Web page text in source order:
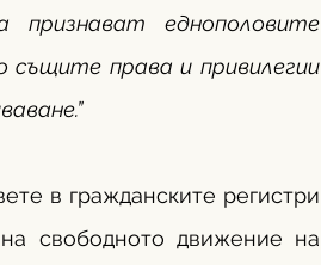
признават еднополовите
права и привилегии
в гражданските регистри
свободното движение на